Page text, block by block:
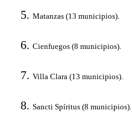
Matanzas (13 municipios).
Cienfuegos (8 municipios).
Villa Clara (13 municipios).
Sancti Spíritus (8 municipios).